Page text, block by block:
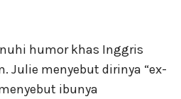
humor khas Inggris
Julie menyebut dirinya “ex-
ibunya